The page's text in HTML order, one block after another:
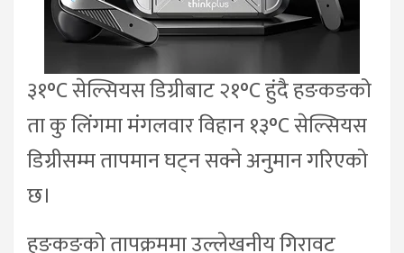
३१°C सेल्सियस डिग्रीबाट २१°C हुंदै हङकङको
ता कु लिंगमा मंगलवार विहान १३°C सेल्सियस
डिग्रीसम्म तापमान घट्न सक्ने अनुमान गरिएको
छ।
हङकङको तापक्रममा उल्लेखनीय गिरावट